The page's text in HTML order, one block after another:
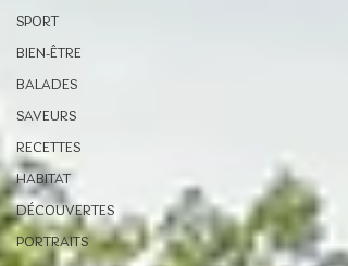
SPORT
BIEN-ÊTRE
BALADES
SAVEURS
RECETTES
HABITAT
DÉCOUVERTES
PORTRAITS